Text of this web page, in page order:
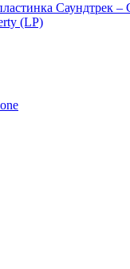
Саундтрек –
(LP)